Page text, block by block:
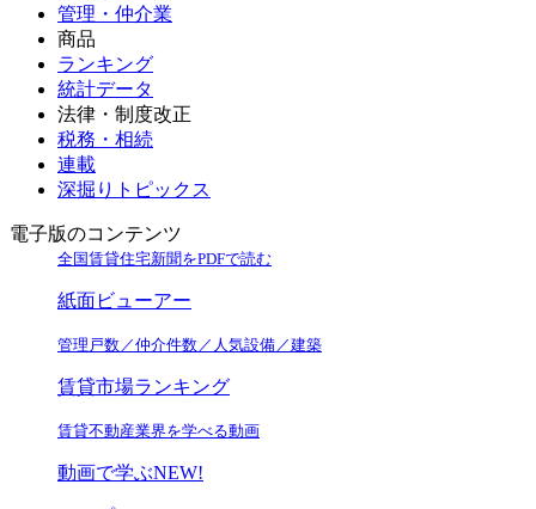
管理・仲介業
商品
ランキング
統計データ
法律・制度改正
税務・相続
連載
深掘りトピックス
電子版のコンテンツ
全国賃貸住宅新聞をPDFで読む
紙面ビューアー
管理戸数／仲介件数／人気設備／建築
賃貸市場ランキング
賃貸不動産業界を学べる動画
動画で学ぶNEW!